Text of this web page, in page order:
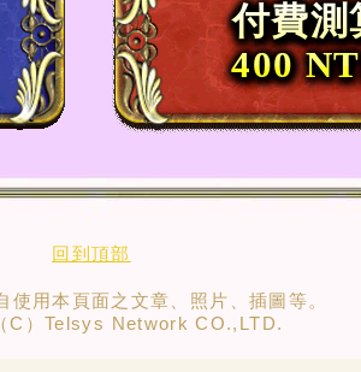
付費測
400
回到頂部
使用本頁面之文章、照片、插圖等。
C）Telsys Network CO.,LTD.